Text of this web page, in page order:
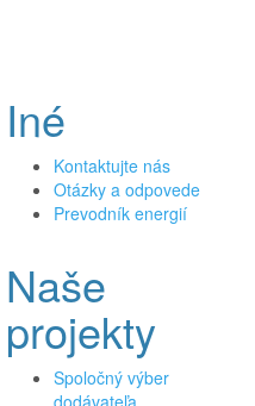
Iné
Kontaktujte nás
Otázky a odpovede
Prevodník energií
Naše
projekty
Spoločný výber